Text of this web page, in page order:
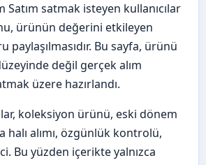
Satım satmak isteyen kullanıcılar
ürünün değerini etkileyen
paylaşılmasıdır. Bu sayfa, ürünü
değil gerçek alım
üzere hazırlandı.
koleksiyon ürünü, eski dönem
alımı, özgünlük kontrolü,
Bu yüzden içerikte yalnızca